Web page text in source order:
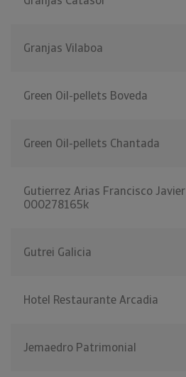
Granjas Vilaboa
Green Oil-pellets Boveda
Green Oil-pellets Chantada
Gutierrez Arias Francisco Javier
000278165k
Gutrei Galicia
Hotel Restaurante Arcadia
Jemaedro Patrimonial